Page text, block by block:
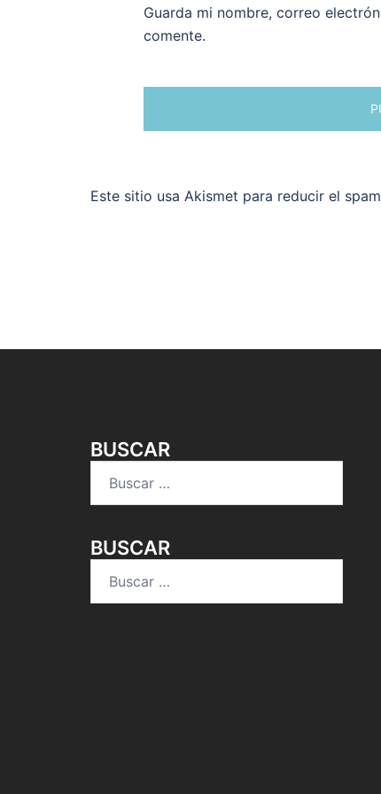
Guarda mi nombre, correo
comente.
Este sitio usa Akismet para reducir el
BUSCAR
BUSCAR